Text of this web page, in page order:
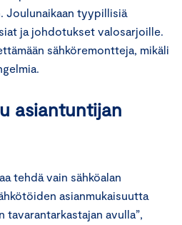
Joulunaikaan tyypillisiä
ja johdotukset valosarjoille.
sähköremontteja, mikäli
asiantuntijan
tehdä vain sähköalan
asianmukaisuutta
avulla”,